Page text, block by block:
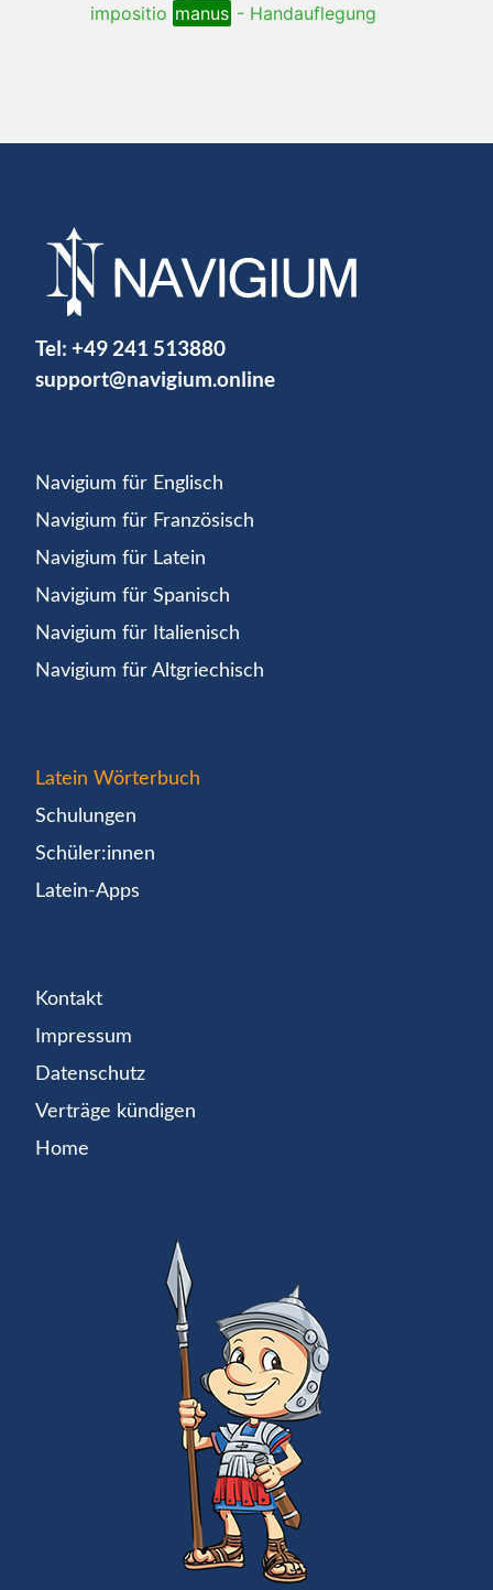
impositio manus - Handauflegung
Tel: +49 241 513880
support@navigium.online
Navigium für Englisch
Navigium für Französisch
Navigium für Latein
Navigium für Spanisch
Navigium für Italienisch
Navigium für Altgriechisch
Latein Wörterbuch
Schulungen
Schüler:innen
Latein-Apps
Kontakt
Impressum
Datenschutz
Verträge kündigen
Home